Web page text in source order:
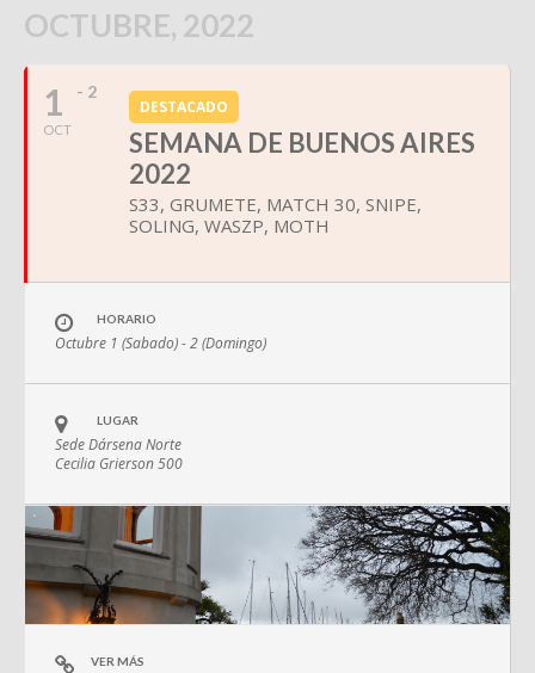
ESCUELA RECREATIVA 2026
ARGENTINO
OCTUBRE, 2022
1
OCT
- 2
DESTACADO
SEMANA DE BUENOS AIRES
2022
S33, GRUMETE, MATCH 30, SNIPE,
SOLING, WASZP, MOTH
HORARIO
Octubre 1 (Sabado) - 2 (Domingo)
LUGAR
Sede Dársena Norte
Cecilia Grierson 500
VER MÁS